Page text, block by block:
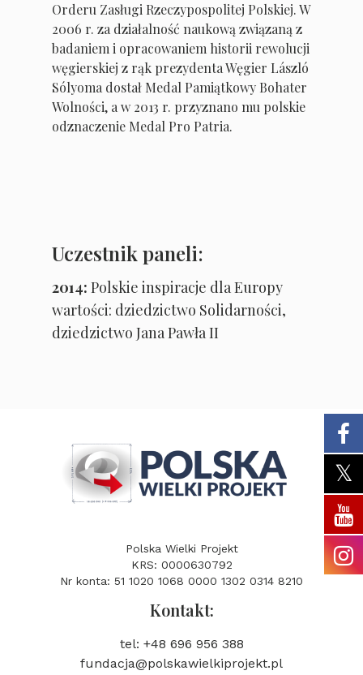
Orderu Zasługi Rzeczypospolitej Polskiej. W
2006 r. za działalność naukową związaną z
badaniem i opracowaniem historii rewolucji
węgierskiej z rąk prezydenta Węgier László
Sólyoma dostał Medal Pamiątkowy Bohater
Wolności, a w 2013 r. przyznano mu polskie
odznaczenie Medal Pro Patria.
Uczestnik paneli:
2014: Polskie inspiracje dla Europy
wartości: dziedzictwo Solidarności,
dziedzictwo Jana Pawła II
Polska Wielki Projekt
KRS: 0000630792
Nr konta: 51 1020 1068 0000 1302 0314 8210
Kontakt:
tel: +48 696 956 388
fundacja@polskawielkiprojekt.pl